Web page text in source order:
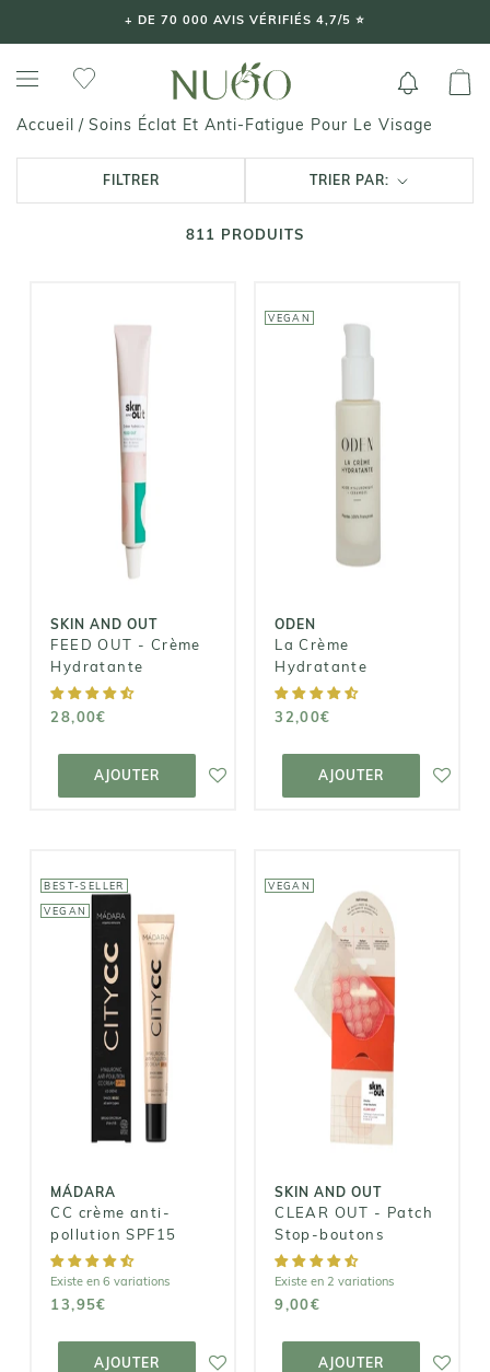
+ DE 70 000 AVIS VÉRIFIÉS 4,7/5 ⭐️
Accueil / Soins Éclat Et Anti-Fatigue Pour Le Visage
FILTRER TRIER PAR:
811 PRODUITS
SKIN AND OUT
FEED OUT - Crème
Hydratante
28,00€
AJOUTER
SKIN AND OUT
FEED OUT -
Crème
Hydratante
28,00€
AJOUTER AU
PANIER
VEGAN
ODEN
La Crème
Hydratante
32,00€
AJOUTER
ODEN
La Crème
Hydratante
32,00€
AJOUTER AU
PANIER
BEST-SELLER
VEGAN
MÁDARA
CC crème anti-
pollution SPF15
Existe en 6 variations
13,95€
AJOUTER
MÁDARA
CC crème anti-
pollution
SPF15
13,95€
AJOUTER AU
PANIER
VEGAN
SKIN AND OUT
CLEAR OUT - Patch
Stop-boutons
Existe en 2 variations
9,00€
AJOUTER
SKIN AND OUT
CLEAR OUT -
Patch Stop-
boutons
9,00€
AJOUTER AU
PANIER